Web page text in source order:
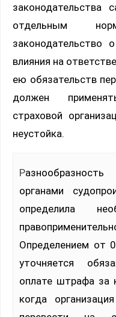
законодательства
отдельным
законодательство
влияния на
ею обязательств
должен
страховой
неустойка.
Разнообразность толкования различными
органами
определила
Определением от
уточняется
оплате штрафа за
когда